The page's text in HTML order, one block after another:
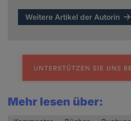
Weitere Artikel der Autorin
Mehr lesen über: